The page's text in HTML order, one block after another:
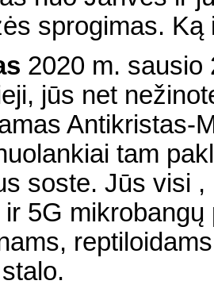
sprogimas.
2020 m. sausio
jūs net
Antikristas-
tam
soste. Jūs visi
5G